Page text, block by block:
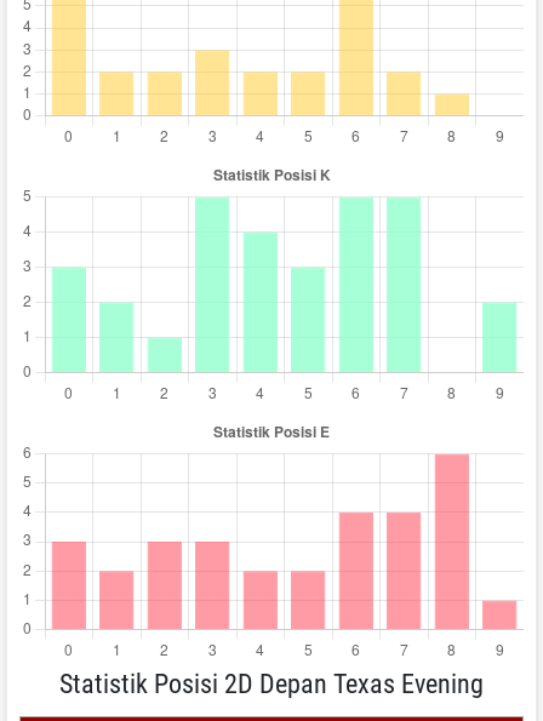
Statistik Posisi 2D Depan Texas Evening